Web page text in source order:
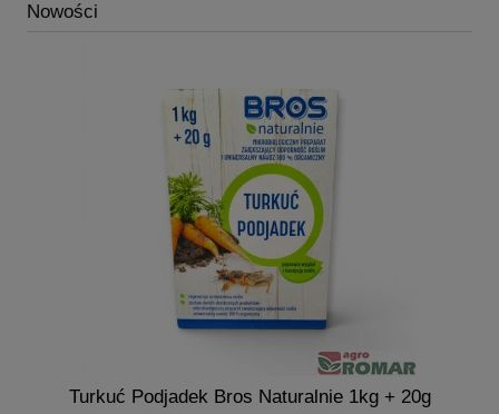
Nowości
Turkuć Podjadek Bros Naturalnie 1kg + 20g